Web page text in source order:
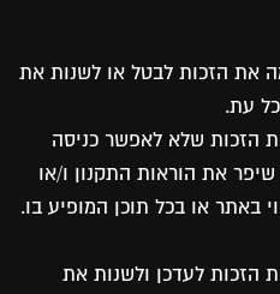
את הזכות לבטל או לשנות את
עת.
הזכות שלא לאפשר כניסה
את הוראות התקנון ו/או
באתר או בכל תוכן המופיע בו.
לעדכן ולשנות את